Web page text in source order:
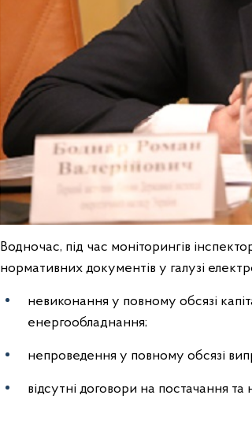
Водночас, під час моніторингів
нормативних документів у галузі
невиконання у повному обсязі
енергообладнання;
непроведення у повному обсязі
відсутні договори на постачання